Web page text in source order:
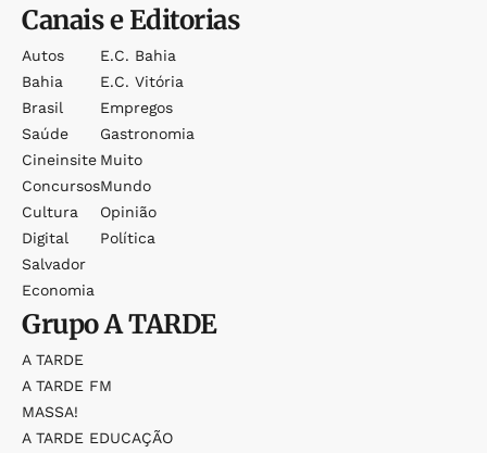
Canais e Editorias
Autos
Bahia
Brasil
Saúde
Cineinsite
Concursos
Cultura
Digital
Salvador
Economia
E.c. Bahia
E.c. Vitória
Empregos
Gastronomia
Muito
Mundo
Opinião
Política
GrupoA TARDE
A TARDE
A TARDE FM
MASSA!
A TARDE EDUCAÇÃO